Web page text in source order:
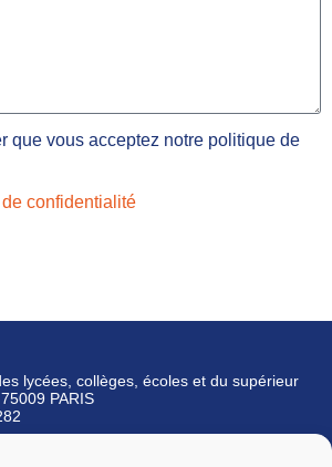
que vous acceptez notre politique de
confidentialité
lycées, collèges, écoles et du supérieur
PARIS